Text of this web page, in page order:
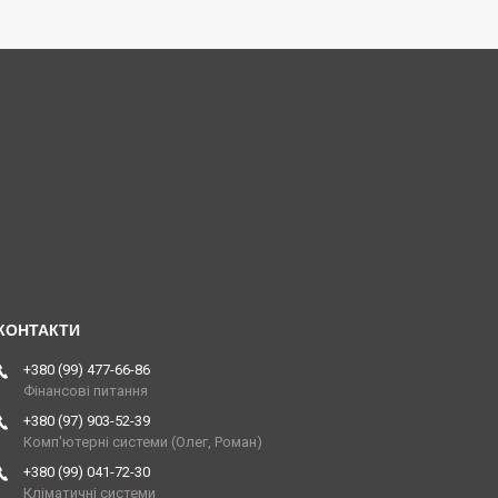
+380 (99) 477-66-86
Фінансові питання
+380 (97) 903-52-39
Комп'ютерні системи (Олег, Роман)
+380 (99) 041-72-30
Кліматичні системи